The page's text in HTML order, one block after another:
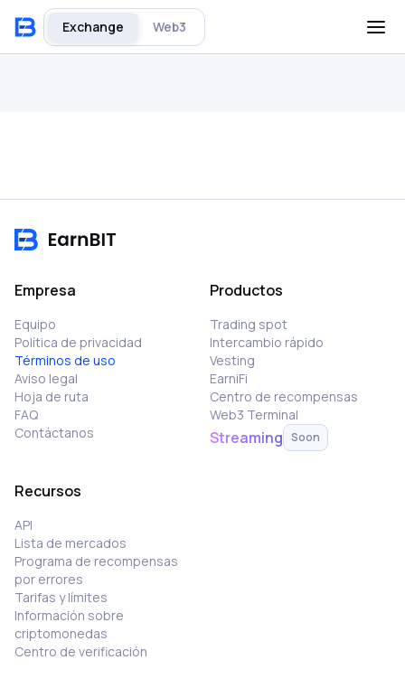
Exchange Web3
Empresa
Equipo
Política de privacidad
Términos de uso
Aviso legal
Hoja de ruta
FAQ
Contáctanos
Productos
Trading spot
Intercambio rápido
Vesting
EarniFi
Centro de recompensas
Web3 Terminal
Streaming Soon
Recursos
API
Lista de mercados
Programa de recompensas
por errores
Tarifas y límites
Información sobre
criptomonedas
Centro de verificación